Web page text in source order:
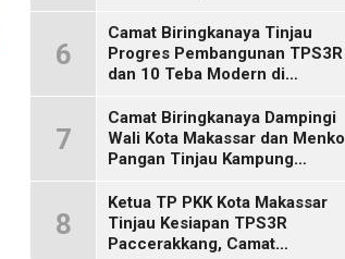
6
Camat Biringkanaya Tinjau
Progres Pembangunan TPS3R
dan 10 Teba Modern di
7
Camat Biringkanaya Dampingi
Wali Kota Makassar dan Menko
Pangan Tinjau Kampung
8
Ketua TP PKK Kota Makassar
Tinjau Kesiapan TPS3R
Paccerakkang, Camat